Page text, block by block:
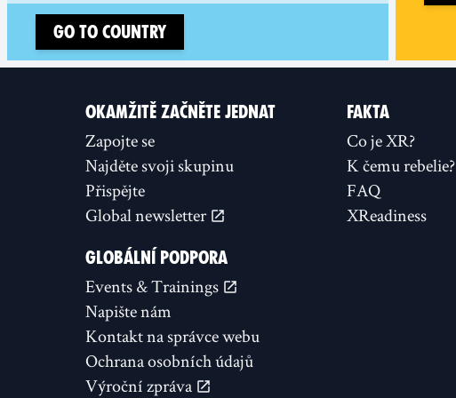
Go to country
OKAMŽITĚ ZAČNĚTE JEDNAT
Zapojte se
Najděte svoji skupinu
Přispějte
Global newsletter
FAKTA
Co je XR?
K čemu rebelie?
FAQ
XReadiness
GLOBÁLNÍ PODPORA
Events & Trainings
Napište nám
Kontakt na správce webu
Ochrana osobních údajů
Výroční zpráva